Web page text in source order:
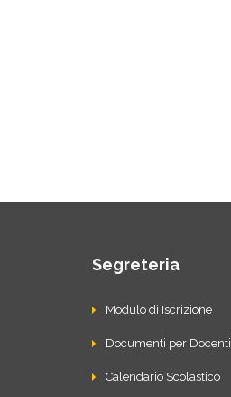
Segreteria
Modulo di Iscrizione
Documenti per Docenti
Calendario Scolastico